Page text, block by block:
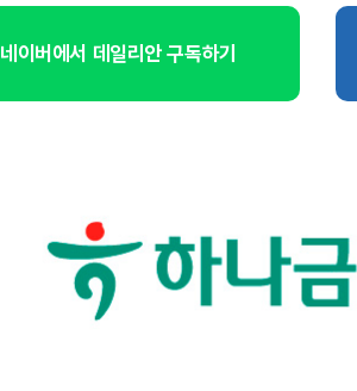
네이버에서 데일리안 구독하기